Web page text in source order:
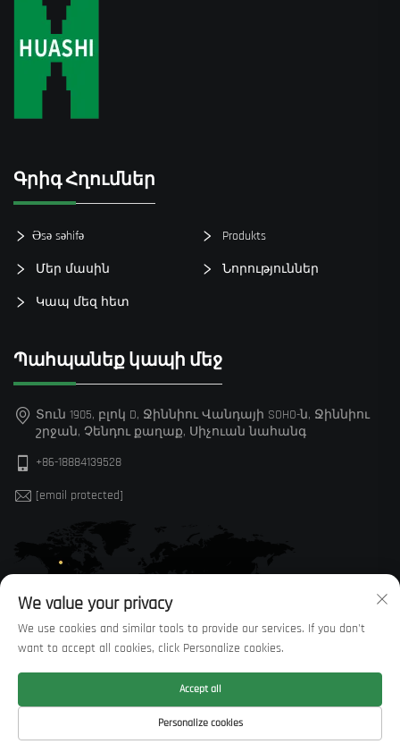
Գրիգ Հղումներ
Əsə səhifə Produkts
Մեր մասին Նորություններ
Կապ մեզ հետ
Պահպանեք կապի մեջ
Տուն 1905, բլոկ D, Ջիննիու Վանդայի SOHO-ն, Ջիննիու
շրջան, Չենդու քաղաք, Սիչուան նահանգ
+86-18884139528
[email protected]
© Բոլոր իրավունքները պաշտպանված են Sichuan Huaxi
Trading Co., LTD —Սկսածքային POLITICY
We value your privacy
We use cookies and similar tools to provide our services. If you don't
want to accept all cookies, click Personalize cookies.
Personalize cookies
Accept all